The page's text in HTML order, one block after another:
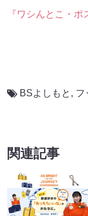
『ワシんとこ・ポ
BSよしもと , フ
関連記事